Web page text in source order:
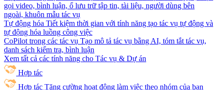
gọi video, bình luận, ổ lưu trữ tập tin, tài liệu, người dùng bên
ngoài, khuôn mẫu tác vụ
Tự động hóa Tiết kiệm thời gian với tính năng tạo tác vụ tự động và
tự động hóa luồng công việc
CoPilot trong các tác vụ Tạo mô tả tác vụ bằng AI, tóm tắt tác vụ,
danh sách kiểm tra, bình luận
Xem tất cả các tính năng cho Tác vụ & Dự án
Hợp tác
Hợp tác Tăng cường hoạt động làm việc theo nhóm của bạn